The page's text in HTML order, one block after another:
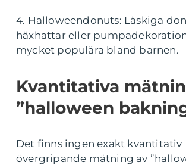
4. Halloweendonuts: Läskiga
häxhattar eller
mycket populära bland barnen.
Kvantitativa
”halloween
Det finns ingen exakt kvantitativ
övergripande mätning av